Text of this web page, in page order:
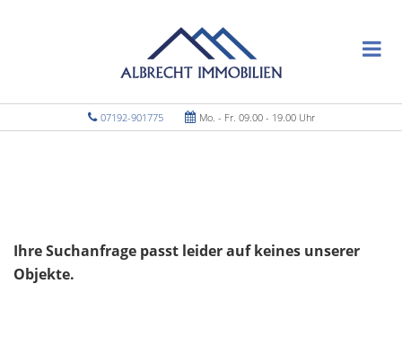
07192-901775 Mo. - Fr. 09.00 - 19.00 Uhr
Ihre Suchanfrage passt leider auf keines unserer
Objekte.